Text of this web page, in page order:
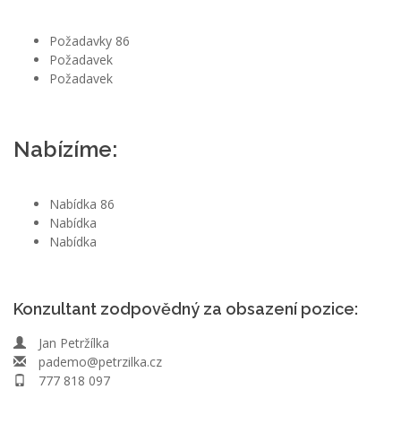
Požadavky 86
Požadavek
Požadavek
Nabízíme:
Nabídka 86
Nabídka
Nabídka
Konzultant zodpovědný za obsazení pozice:
Jan Petržílka
pademo@petrzilka.cz
777 818 097